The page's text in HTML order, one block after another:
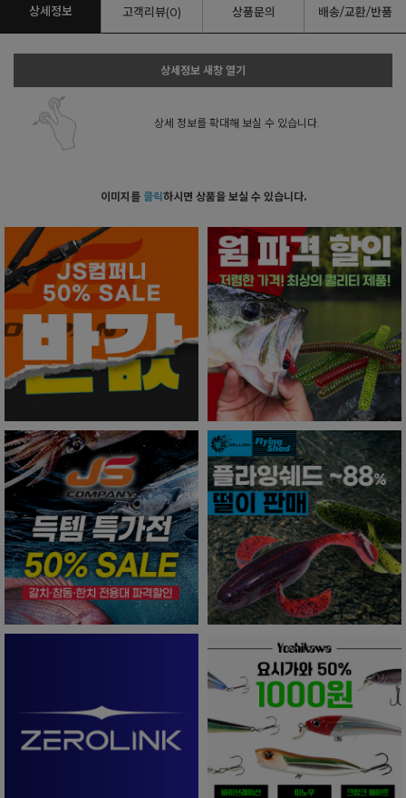
상세정보 고객리뷰(0) 상품문의 배송/교환/반품
상세정보 새창 열기
상세 정보를 확대해 보실 수 있습니다.
이미지를 클릭하시면 상품을 보실 수 있습니다.